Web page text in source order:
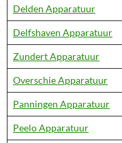
Delden Apparatuur
Delfshaven Apparatuur
Zundert Apparatuur
Overschie Apparatuur
Panningen Apparatuur
Peelo Apparatuur